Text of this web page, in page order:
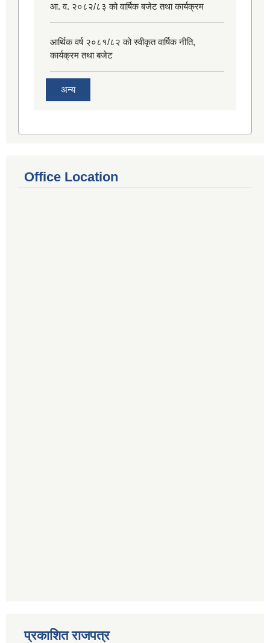
आ. व. २०८२/८३ को वार्षिक बजेट तथा कार्यक्रम
आर्थिक वर्ष २०८१/८२ को स्वीकृत वार्षिक नीति,
कार्यक्रम तथा बजेट
अन्य
Office Location
प्रकाशित राजपत्र